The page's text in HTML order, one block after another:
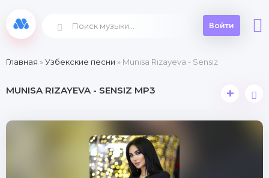
Войти
Главная »Узбекские песни » Munisa Rizayeva - Sensiz
MUNISA RIZAYEVA - SENSIZ MP3 +